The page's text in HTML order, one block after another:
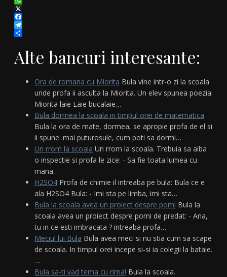
WhatsApp
X
Facebook
Telegram
Alte bancuri interesante:
Ora de romana cu Miorita Bula vine intr-o zi la scoala
unde profa ii asculta la Miorita. Un elev spunea poezia:
Miorita laie Laie bucalaie…
Bula dormea la scoala in timpul orei de matematica
Bula la ora de mate, dormea, se apropie profa de el si
ii spune: mai puturosule, cum poti sa dormi…
Un rrom la scoala Un rrom la scoala. Trebuia sa aiba
o inspectie si profa le zice: - Sa fie toata lumea cu
mana…
H2SO4 Profa de chimie il intreaba pe bula: Bula ce e
ala H2SO4 Bula: - Imi sta pe limba, imi sta…
Bula la scoala avea un proiect despre pomi Bula la
scoala avea un proiect despre pomi de predat: - Ana,
tu in ce esti imbracata ? intreaba profa…
Meciul lui Bula Bula avea meci si nu stia cum sa scape
de scoala. In timpul orei incepe si-si ia colegii la bataie.
…
Bula sa-ti vad tema cu rima! Bula la scoala.